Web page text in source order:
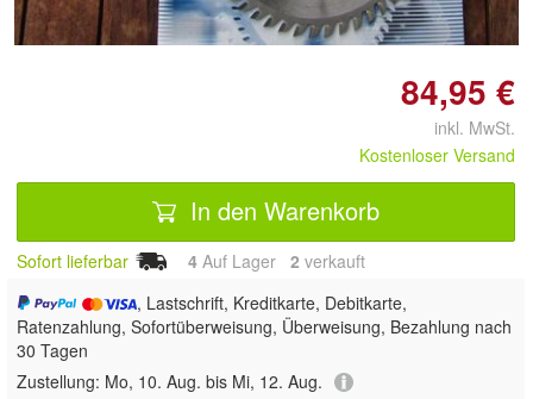
84,95 €
inkl. MwSt.
Kostenloser Versand
In den Warenkorb
Sofort lieferbar 4 Auf Lager 2 verkauft
, Lastschrift, Kreditkarte, Debitkarte,
Ratenzahlung, Sofortüberweisung, Überweisung, Bezahlung nach
30 Tagen
Zustellung: Mo, 10. Aug. bis Mi, 12. Aug.